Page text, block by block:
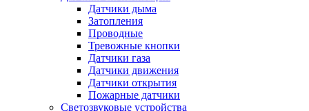
Датчики дыма
Затопления
Проводные
Тревожные кнопки
Датчики газа
Датчики движения
Датчики открытия
Пожарные датчики
Светозвуковые устройства